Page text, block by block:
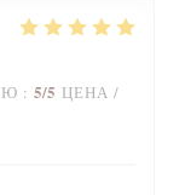
: 5/5 ЦЕНА /